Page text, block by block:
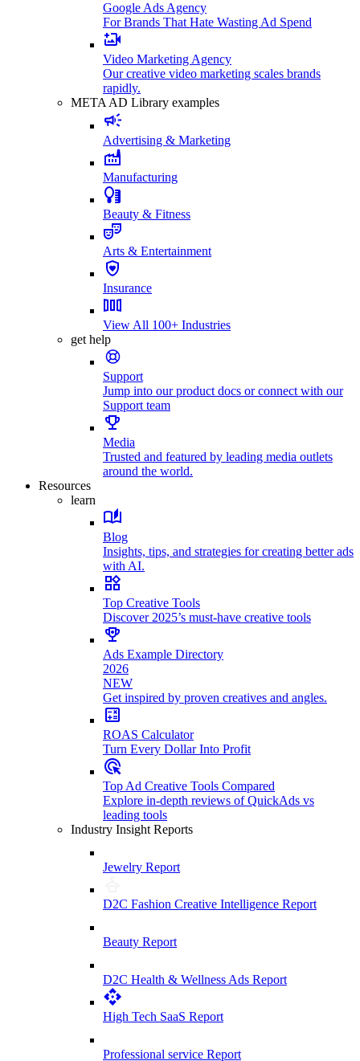
Google Ads Agency
For Brands That Hate Wasting Ad Spend
Video Marketing Agency
Our creative video marketing scales brands
rapidly.
META AD Library examples
Advertising & Marketing
Manufacturing
Beauty & Fitness
Arts & Entertainment
Insurance
View All 100+ Industries
get help
Support
Jump into our product docs or connect with our
Support team
Media
Trusted and featured by leading media outlets
around the world.
Resources
learn
Blog
Insights, tips, and strategies for creating better ads
with AI.
Top Creative Tools
Discover 2025’s must-have creative tools
Ads Example Directory
2026
NEW
Get inspired by proven creatives and angles.
ROAS Calculator
Turn Every Dollar Into Profit
Top Ad Creative Tools Compared
Explore in-depth reviews of QuickAds vs
leading tools
Industry Insight Reports
Jewelry Report
D2C Fashion Creative Intelligence Report
Beauty Report
D2C Health & Wellness Ads Report
High Tech SaaS Report
Professional service Report